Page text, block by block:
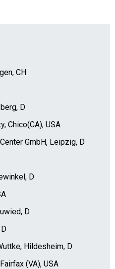
CH
D
Chico(CA), USA
GmbH, Leipzig, D
D
D
Hildesheim, D
(VA), USA